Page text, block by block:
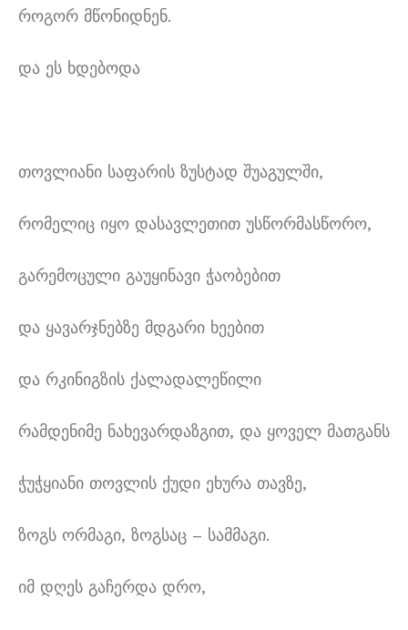
როგორ მწონიდნენ.
და ეს ხდებოდა
თოვლიანი საფარის ზუსტად შუაგულში,
რომელიც იყო დასავლეთით უსწორმასწორო,
გარემოცული გაუყინავი ჭაობებით
და ყავარჯნებზე მდგარი ხეებით
და რკინიგზის ქალადალეწილი
რამდენიმე ნახევარდაზგით, და ყოველ მათგანს
ჭუჭყიანი თოვლის ქუდი ეხურა თავზე,
ზოგს ორმაგი, ზოგსაც – სამმაგი.
იმ დღეს გაჩერდა დრო,